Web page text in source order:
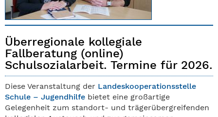
Überregionale kollegiale
Fallberatung (online)
Schulsozialarbeit. Termine für 2026.
Diese Veranstaltung der Landeskooperationsstelle
Schule – Jugendhilfe bietet eine großartige
Gelegenheit zum standort- und trägerübergreifenden